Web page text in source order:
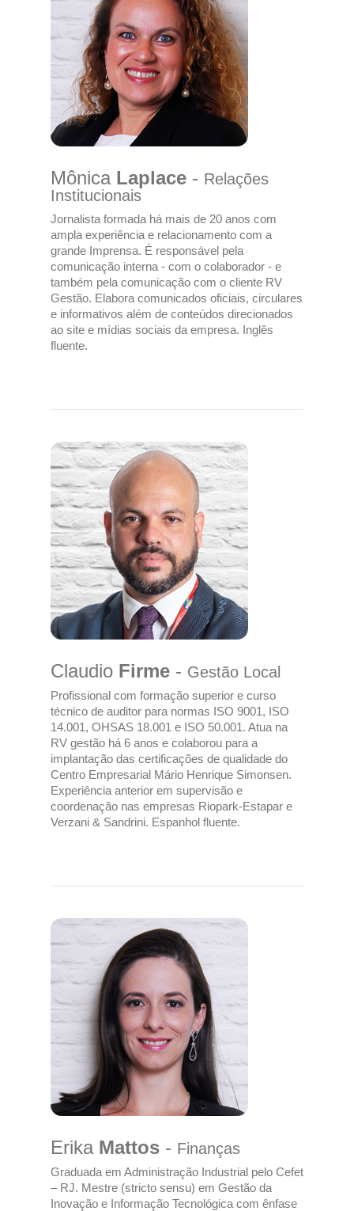
Mônica Laplace - Relações
Institucionais
Jornalista formada há mais de 20 anos com
ampla experiência e relacionamento com a
grande Imprensa. É responsável pela
comunicação interna - com o colaborador - e
também pela comunicação com o cliente RV
Gestão. Elabora comunicados oficiais, circulares
e informativos além de conteúdos direcionados
ao site e mídias sociais da empresa. Inglês
fluente.
Claudio Firme - Gestão Local
Profissional com formação superior e curso
técnico de auditor para normas ISO 9001, ISO
14.001, OHSAS 18.001 e ISO 50.001. Atua na
RV gestão há 6 anos e colaborou para a
implantação das certificações de qualidade do
Centro Empresarial Mário Henrique Simonsen.
Experiência anterior em supervisão e
coordenação nas empresas Riopark-Estapar e
Verzani & Sandrini. Espanhol fluente.
Erika Mattos - Finanças
Graduada em Administração Industrial pelo Cefet
– RJ. Mestre (stricto sensu) em Gestão da
Inovação e Informação Tecnológica com ênfase